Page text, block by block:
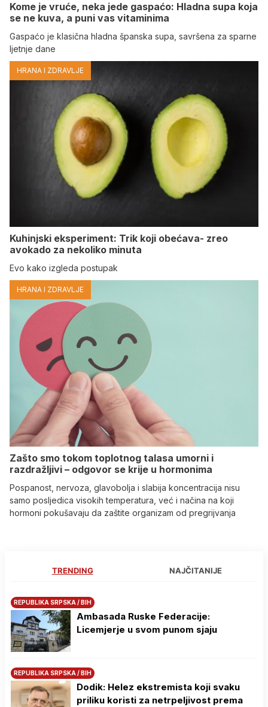
Kome je vruće, neka jede gaspaćo: Hladna supa koja
se ne kuva, a puni vas vitaminima
Gaspaćo je klasična hladna španska supa, savršena za sparne
ljetnje dane
HRANA I ZDRAVLJE
Kuhinjski eksperiment: Trik koji obećava- zreo
avokado za nekoliko minuta
Evo kako izgleda postupak
HRANA I ZDRAVLJE
Zašto smo tokom toplotnog talasa umorni i
razdražljivi – odgovor se krije u hormonima
Pospanost, nervoza, glavobolja i slabija koncentracija nisu
samo posljedica visokih temperatura, već i načina na koji
hormoni pokušavaju da zaštite organizam od pregrijvanja
TRENDING NAJČITANIJE
REPUBLIKA SRPSKA / BIH
Ambasada Ruske Federacije:
Licemjerje u svom punom sjaju
REPUBLIKA SRPSKA / BIH
Dodik: Helez ekstremista koji svaku
priliku koristi za netrpeljivost prema